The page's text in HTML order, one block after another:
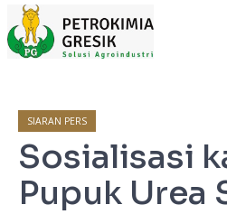
SIARAN PERS
Sosialisasi
Pupuk Urea